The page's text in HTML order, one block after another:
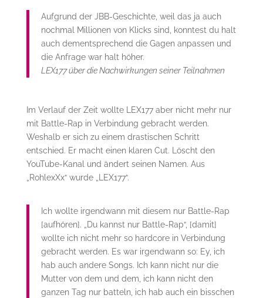
Aufgrund der JBB-Geschichte, weil das ja auch
nochmal Millionen von Klicks sind, konntest du halt
auch dementsprechend die Gagen anpassen und
die Anfrage war halt höher.
LEX177 über die Nachwirkungen seiner Teilnahmen
Im Verlauf der Zeit wollte LEX177 aber nicht mehr nur
mit Battle-Rap in Verbindung gebracht werden.
Weshalb er sich zu einem drastischen Schritt
entschied. Er macht einen klaren Cut. Löscht den
YouTube-Kanal und ändert seinen Namen. Aus
„RohlexXx“ wurde „LEX177“.
Ich wollte irgendwann mit diesem nur Battle-Rap
[aufhören]. „Du kannst nur Battle-Rap“, [damit]
wollte ich nicht mehr so hardcore in Verbindung
gebracht werden. Es war irgendwann so: Ey, ich
hab auch andere Songs. Ich kann nicht nur die
Mutter von dem und dem, ich kann nicht den
ganzen Tag nur batteln, ich hab auch ein bisschen